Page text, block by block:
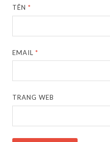
TÊN*
EMAIL*
TRANG WEB